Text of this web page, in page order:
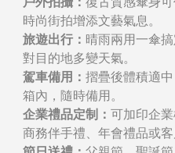
時尚街拍增添文藝氣息。
旅遊出行： 晴雨兩用一傘
對目的地多變天氣。
駕車備用： 摺疊後體積適
箱內，隨時備用。
企業禮品定制： 可加印企
商務伴手禮、年會禮品或客